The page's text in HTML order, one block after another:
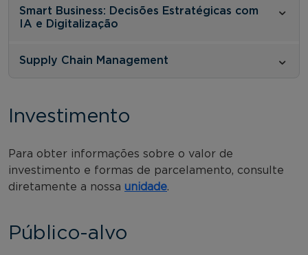
Smart Business: Decisões Estratégicas com
IA e Digitalização
Supply Chain Management
Investimento
Para obter informações sobre o valor de
investimento e formas de parcelamento, consulte
diretamente a nossa unidade.
Público-alvo